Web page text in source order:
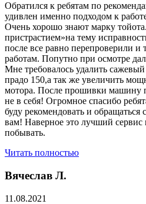
Обратился к ребятам по
удивлен именно подходом к
Очень хорошо знают марку
пристрастием»на тему
после все равно перепроверили и
работам. Попутно при осмотре
Мне требовалось удалить
прадо 150,а так же увеличить
мотора. После прошивки машину
не в себя! Огромное спасибо
буду рекомендовать и
вам! Наверное это лучший сервис
побывать.
Читать полностью
Вячеслав Л.
11.08.2021